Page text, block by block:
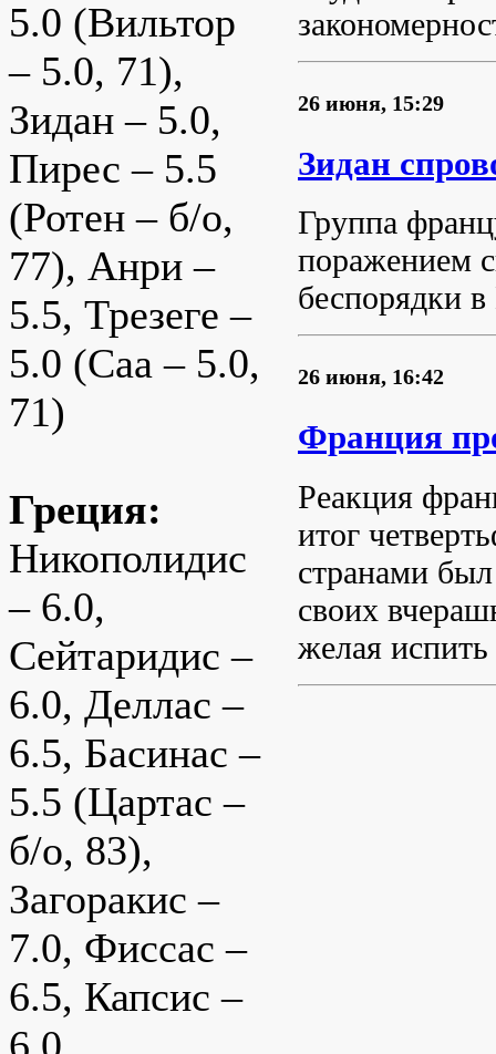
5.0 (Вильтор
– 5.0, 71),
Зидан – 5.0,
Пирес – 5.5
(Ротен – б/о,
77), Анри –
5.5, Трезеге –
5.0 (Саа – 5.0,
71)
Греция:
Никополидис
– 6.0,
Сейтаридис –
6.0, Деллас –
6.5, Басинас –
5.5 (Цартас –
б/о, 83),
Загоракис –
7.0, Фиссас –
6.5, Капсис –
26 июня, 15:29
Зидан
Группа
поражением
беспорядки
26 июня, 16:42
Франция
Реакция
итог
странами
своих
желая